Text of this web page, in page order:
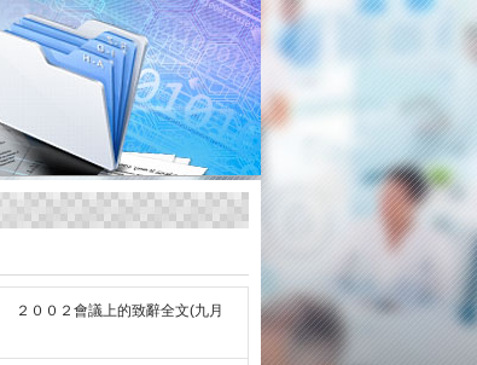
２００２會議上的致辭全文(九月